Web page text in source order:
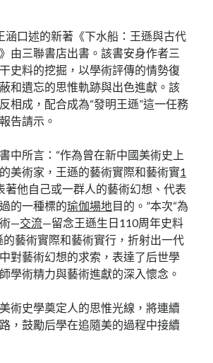
涵口述的新著《下水船：王遜與古代
由三聯書店出書。該書安身作者三
史料的挖掘，以學術評傳的情勢復
和遺忘的思惟軌跡與出色進獻。該
相成，配合成為“發明王遜”這一任務
告請示。
中所言：“作為曾在新中國美術史上
美術家，王遜的藝術實際和藝術實1
著他自己或一群人的藝術幻想、代表
的一種標的瑜伽場地目的。”本次“為
—交流—留念王遜生日110周年史料
的藝術實際和藝術實行，折射出一代
對藝術幻想的求索，表達了后世學
學術精力與藝術進獻的深入懷念。
術史學奠定人的思惟光線，將連續
，鼓勵后學在追隨美的過程中接續